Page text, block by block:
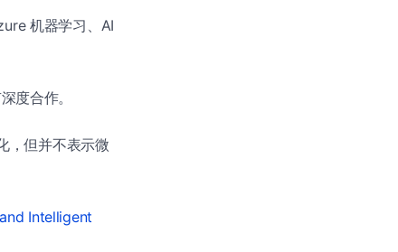
机器学习、AI
度合作。
，但并不表示微
Intelligent